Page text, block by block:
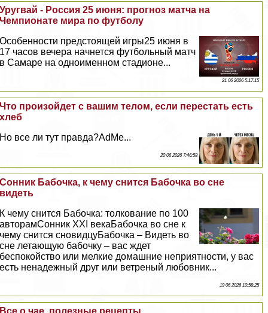
Уругвай - Россия 25 июня: прогноз матча на
Чемпионате мира по футболу
Особенности предстоящей игры25 июня в
17 часов вечера начнется футбольный матч
в Самаре на одноименном стадионе...
21 06 2026 5:17:15
Что произойдет с вашим телом, если перестать есть
хлеб
Но все ли тут правда?AdMe...
20 06 2026 7:46:58
Сонник Бабочка, к чему снится Бабочка во сне
видеть
К чему снится Бабочка: толкование по 100
авторамСонник XXI векаБабочка во сне к
чему снится сновидцуБабочка – Видеть во
сне летающую бабочку – вас ждет
беспокойство или мелкие домашние неприятности, у вас
есть ненадежный друг или ветреный любовник...
19 06 2026 10:58:25
Все о чае, полезные рецепты